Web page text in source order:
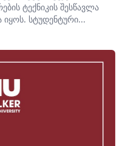
ტექნიკის შესწავლა
იყოს. სტუდენტური...